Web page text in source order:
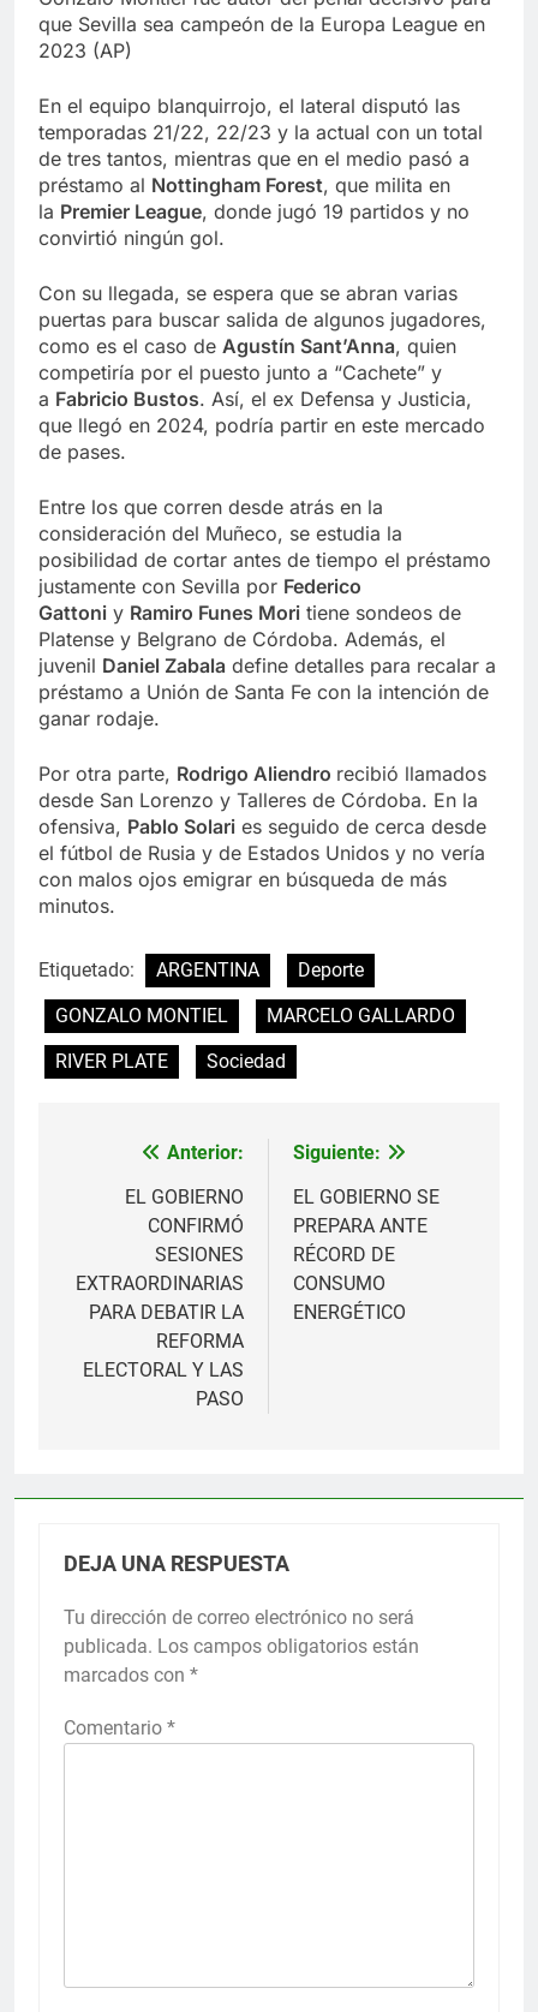
que Sevilla sea campeón de la Europa League en
2023 (AP)
En el equipo blanquirrojo, el lateral disputó las
temporadas 21/22, 22/23 y la actual con un total
de tres tantos, mientras que en el medio pasó a
préstamo al Nottingham Forest, que milita en
la Premier League, donde jugó 19 partidos y no
convirtió ningún gol.
Con su llegada, se espera que se abran varias
puertas para buscar salida de algunos jugadores,
como es el caso de Agustín Sant’Anna, quien
competiría por el puesto junto a “Cachete” y
a Fabricio Bustos. Así, el ex Defensa y Justicia,
que llegó en 2024, podría partir en este mercado
de pases.
Entre los que corren desde atrás en la
consideración del Muñeco, se estudia la
posibilidad de cortar antes de tiempo el préstamo
justamente con Sevilla por Federico
Gattoni y Ramiro Funes Mori tiene sondeos de
Platense y Belgrano de Córdoba. Además, el
juvenil Daniel Zabala define detalles para recalar a
préstamo a Unión de Santa Fe con la intención de
ganar rodaje.
Por otra parte, Rodrigo Aliendro recibió llamados
desde San Lorenzo y Talleres de Córdoba. En la
ofensiva, Pablo Solari es seguido de cerca desde
el fútbol de Rusia y de Estados Unidos y no vería
con malos ojos emigrar en búsqueda de más
minutos.
Etiquetado: ARGENTINA
Deporte
GONZALO MONTIEL
MARCELO GALLARDO
RIVER PLATE
Sociedad
Navegación
entradas
Anterior:
EL GOBIERNO
CONFIRMÓ
SESIONES
EXTRAORDINARIAS
PARA DEBATIR LA
REFORMA
ELECTORAL Y LAS
PASO
Siguiente:
EL GOBIERNO SE
PREPARA ANTE
RÉCORD DE
CONSUMO
ENERGÉTICO
DEJA UNA RESPUESTA
Tu dirección de correo electrónico no será
publicada. Los campos obligatorios están
marcados con *
Comentario *